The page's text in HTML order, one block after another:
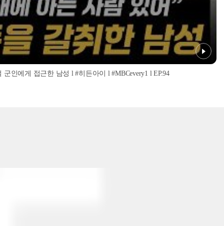
인에게 접근한 남성 l #히든아이 l #MBCevery1 l EP.94